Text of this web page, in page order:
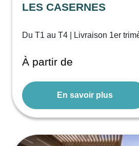
LES CASERNES
Du T1 au T4 | Livraison 1er
À partir de
En savoir plus